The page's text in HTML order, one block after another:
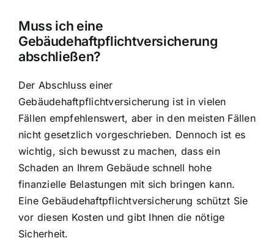
Muss ich eine
Gebäudehaftpflichtversicherung
abschließen?
Der Abschluss einer
Gebäudehaftpflichtversicherung ist in vielen
Fällen empfehlenswert, aber in den meisten Fällen
nicht gesetzlich vorgeschrieben. Dennoch ist es
wichtig, sich bewusst zu machen, dass ein
Schaden an Ihrem Gebäude schnell hohe
finanzielle Belastungen mit sich bringen kann.
Eine Gebäudehaftpflichtversicherung schützt Sie
vor diesen Kosten und gibt Ihnen die nötige
Sicherheit.